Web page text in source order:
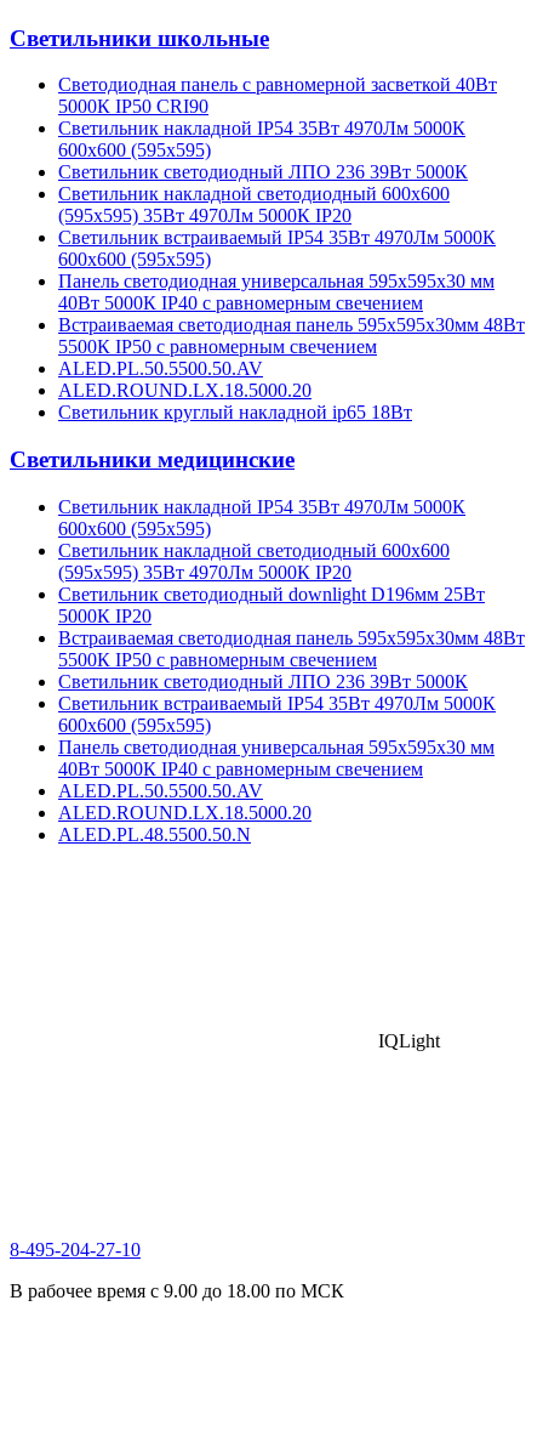
Светильники школьные
Светодиодная панель с равномерной засветкой 40Вт
5000К IP50 CRI90
Светильник накладной IP54 35Вт 4970Лм 5000К
600х600 (595х595)
Светильник светодиодный ЛПО 236 39Вт 5000К
Светильник накладной светодиодный 600х600
(595х595) 35Вт 4970Лм 5000К IP20
Светильник встраиваемый IP54 35Вт 4970Лм 5000К
600х600 (595х595)
Панель светодиодная универсальная 595х595х30 мм
40Вт 5000К IP40 с равномерным свечением
Встраиваемая светодиодная панель 595х595х30мм 48Вт
5500К IP50 с равномерным свечением
ALED.PL.50.5500.50.AV
ALED.ROUND.LX.18.5000.20
Светильник круглый накладной ip65 18Вт
Светильники медицинские
Светильник накладной IP54 35Вт 4970Лм 5000К
600х600 (595х595)
Светильник накладной светодиодный 600х600
(595х595) 35Вт 4970Лм 5000К IP20
Cветильник светодиодный downlight D196мм 25Вт
5000К IP20
Встраиваемая светодиодная панель 595х595х30мм 48Вт
5500К IP50 с равномерным свечением
Светильник светодиодный ЛПО 236 39Вт 5000К
Светильник встраиваемый IP54 35Вт 4970Лм 5000К
600х600 (595х595)
Панель светодиодная универсальная 595х595х30 мм
40Вт 5000К IP40 с равномерным свечением
ALED.PL.50.5500.50.AV
ALED.ROUND.LX.18.5000.20
ALED.PL.48.5500.50.N
IQLight
8-495-204-27-10
В рабочее время с 9.00 до 18.00 по МСК